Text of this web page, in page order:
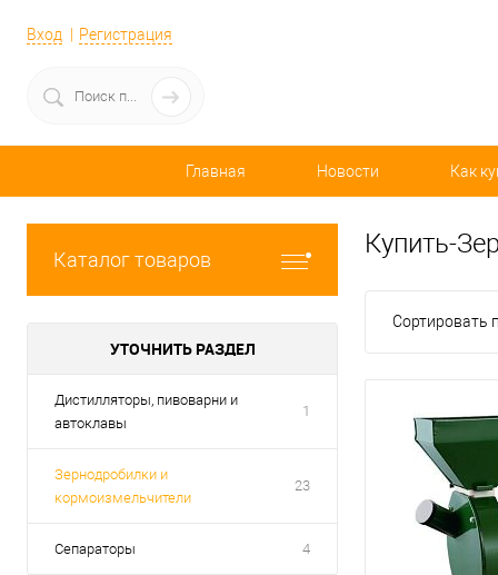
Вход Регистрация
Главная Новости Как
Каталог товаров
УТОЧНИТЬ РАЗДЕЛ
Дистилляторы, пивоварни и
автоклавы
1
Зернодробилки и
кормоизмельчители
23
Сепараторы 4
Купить-
Сортировать